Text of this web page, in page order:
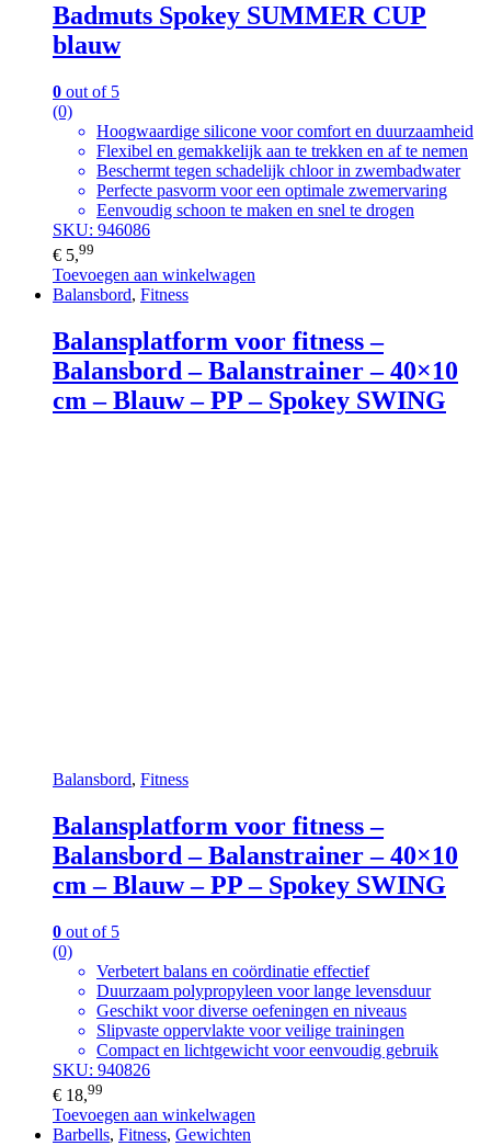
Badmuts Spokey SUMMER CUP
blauw
0 out of 5
(0)
Hoogwaardige silicone voor comfort en duurzaamheid
Flexibel en gemakkelijk aan te trekken en af te nemen
Beschermt tegen schadelijk chloor in zwembadwater
Perfecte pasvorm voor een optimale zwemervaring
Eenvoudig schoon te maken en snel te drogen
SKU: 946086
€ 5,99
Toevoegen aan winkelwagen
Balansbord, Fitness
Balansplatform voor fitness –
Balansbord – Balanstrainer – 40×10
cm – Blauw – PP – Spokey SWING
Balansbord, Fitness
Balansplatform voor fitness –
Balansbord – Balanstrainer – 40×10
cm – Blauw – PP – Spokey SWING
0 out of 5
(0)
Verbetert balans en coördinatie effectief
Duurzaam polypropyleen voor lange levensduur
Geschikt voor diverse oefeningen en niveaus
Slipvaste oppervlakte voor veilige trainingen
Compact en lichtgewicht voor eenvoudig gebruik
SKU: 940826
€ 18,99
Toevoegen aan winkelwagen
Barbells, Fitness, Gewichten